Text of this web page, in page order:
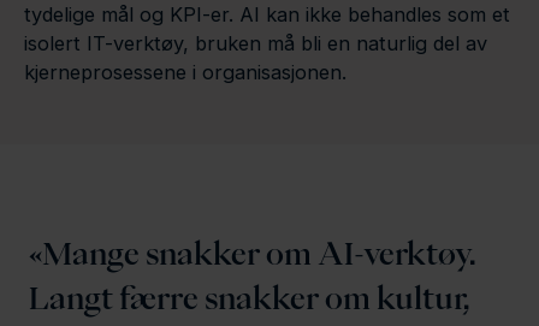
tydelige mål og KPI-er. AI kan ikke behandles som et
isolert IT-verktøy, bruken må bli en naturlig del av
kjerneprosessene i organisasjonen.
Mange snakker om AI-verktøy.
Langt færre snakker om kultur,